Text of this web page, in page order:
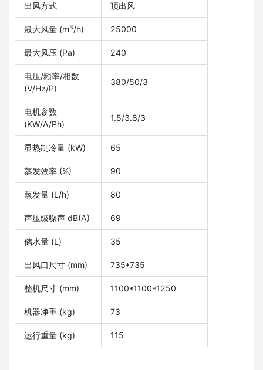
出风方式 顶出风
最大风量 (m3/h) 25000
最大风压 (Pa) 240
电压/频率/相数
(V/Hz/P)
380/50/3
电机参数
(KW/A/Ph)
1.5/3.8/3
显热制冷量 (kW) 65
蒸发效率 (%) 90
蒸发量 (L/h) 80
声压级噪声 dB(A) 69
储水量 (L) 35
出风口尺寸 (mm) 735*735
整机尺寸 (mm) 1100*1100*1250
机器净重 (kg) 73
运行重量 (kg) 115